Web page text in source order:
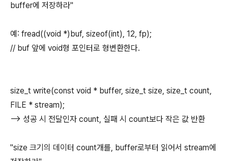
buffer에 저장하라"
예: fread((void *)buf, sizeof(int), 12, fp);
// buf 앞에 void형 포인터로 형변환한다.
size_t write(const void * buffer, size_t size, size_t count,
FILE * stream);
--> 성공 시 전달인자 count, 실패 시 count보다 작은 값 반환
"size 크기의 데이터 count개를, buffer로부터 읽어서 stream에